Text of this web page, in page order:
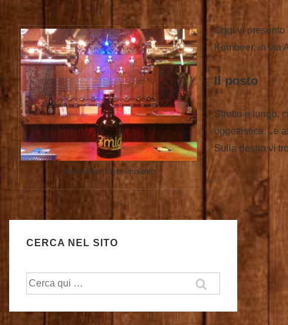
KoomBeer Vista impianto
Oggi vi presento
Kombeer, in via
Il posto
Stretto e lungo,
oggettistica…e
Sulla destra vi
CERCA NEL SITO
Cerca: